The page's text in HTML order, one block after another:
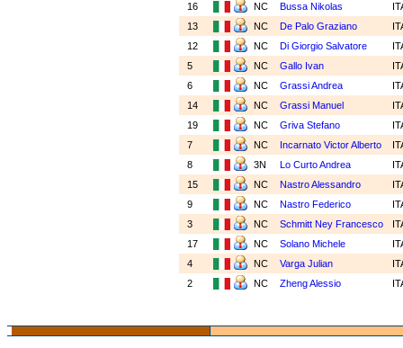
16
NC Bussa Nikolas
13
NC De Palo Graziano
12
NC Di Giorgio Salvatore
5
NC Gallo Ivan
6
NC Grassi Andrea
14
NC Grassi Manuel
19
NC Griva Stefano
7
NC Incarnato Victor Alberto
8
3N Lo Curto Andrea
15
NC Nastro Alessandro
9
NC Nastro Federico
3
NC Schmitt Ney Francesco
17
NC Solano Michele
4
NC Varga Julian
2
NC Zheng Alessio